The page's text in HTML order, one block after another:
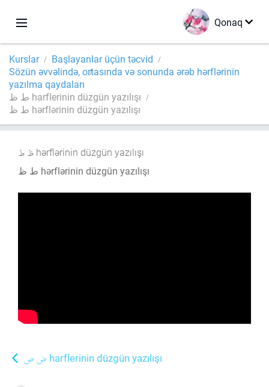
Qonaq
Kurslar
Başlayanlar üçün təcvid
Sözün əvvəlində, ortasında və sonunda ərəb hərflərinin
yazılma qaydaları
ط ظ harflerinin düzgün yazılışı
ط ظ hərflərinin düzgün yazılışı
harflerinin düzgün yazılışı
hərflərinin düzgün yazılışı
ط ظ hərflərinin düzgün yazılışı